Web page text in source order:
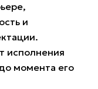
и
исполнения
момента его